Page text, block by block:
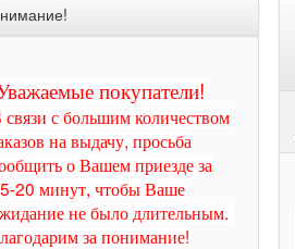
покупатели!
с большим количеством
на выдачу, просьба
о Вашем приезде за
20 минут, чтобы Ваше
не было длительным.
за понимание!